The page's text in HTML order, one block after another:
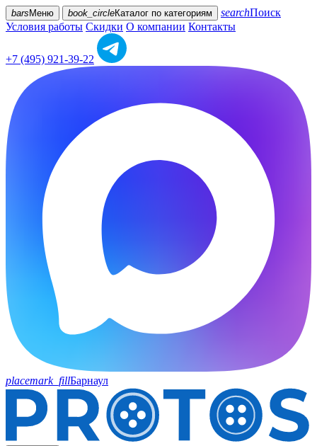
bars Меню book_circleКаталог по категориям searchПоиск
Условия работы Скидки О компании Контакты
+7 (495) 921-39-22
placemark_fillБарнаул